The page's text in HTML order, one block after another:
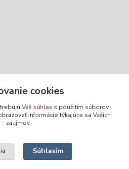
cookies
Váš súhlas s použitím súborov
informácie týkajúce sa Vašich
záujmov.
Súhlasím